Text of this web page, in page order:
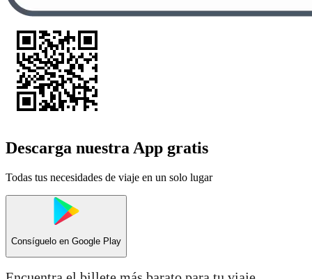
Descarga nuestra App gratis
Todas tus necesidades de viaje en un solo lugar
Consíguelo en Google Play